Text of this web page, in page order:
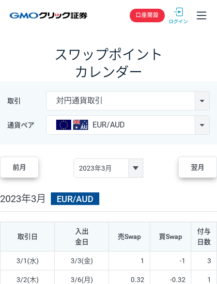
GMOクリック
口座開設
スワップポイント
カレンダー
取引 対円通貨取引
通貨ペア EUR/AUD
前月 翌月
2023年3月 EUR/AUD
取引日
入出
金日
売Swap 買Swap
付与
日数
3/1(水) 3/3(金) 1 -1 3
3/2(木) 3/6(月) 0.32 -0.32 1